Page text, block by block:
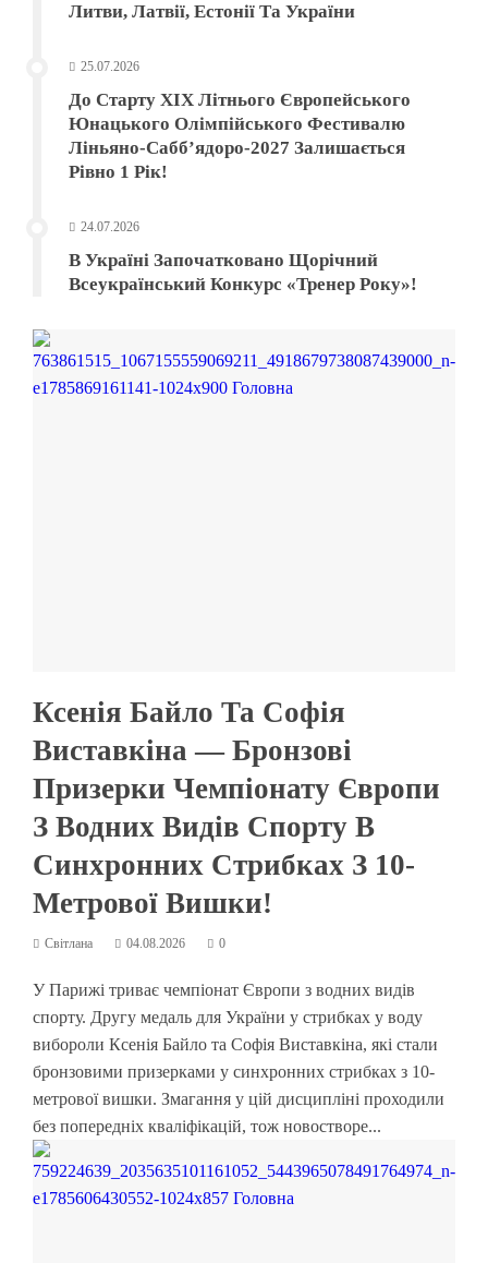
Литви, Латвії, Естонії Та України
25.07.2026
До Старту XIX Літнього Європейського
Юнацького Олімпійського Фестивалю
Ліньяно-Сабб’ядоро-2027 Залишається
Рівно 1 Рік!
24.07.2026
В Україні Започатковано Щорічний
Всеукраїнський Конкурс «Тренер Року»!
Ксенія Байло Та Софія
Виставкіна — Бронзові
Призерки Чемпіонату Європи
З Водних Видів Спорту В
Синхронних Стрибках З 10-
Метрової Вишки!
Світлана 04.08.2026 0
У Парижі триває чемпіонат Європи з водних видів
спорту. Другу медаль для України у стрибках у воду
вибороли Ксенія Байло та Софія Виставкіна, які стали
бронзовими призерками у синхронних стрибках з 10-
метрової вишки. Змагання у цій дисципліні проходили
без попередніх кваліфікацій, тож новостворе...